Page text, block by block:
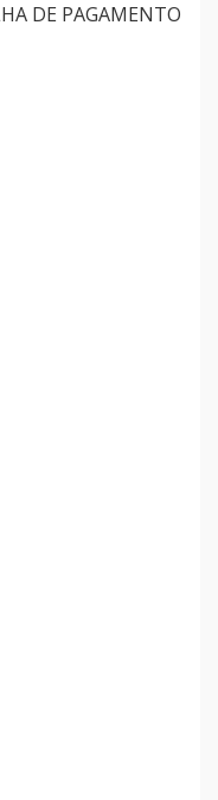
DE PAGAMENTO